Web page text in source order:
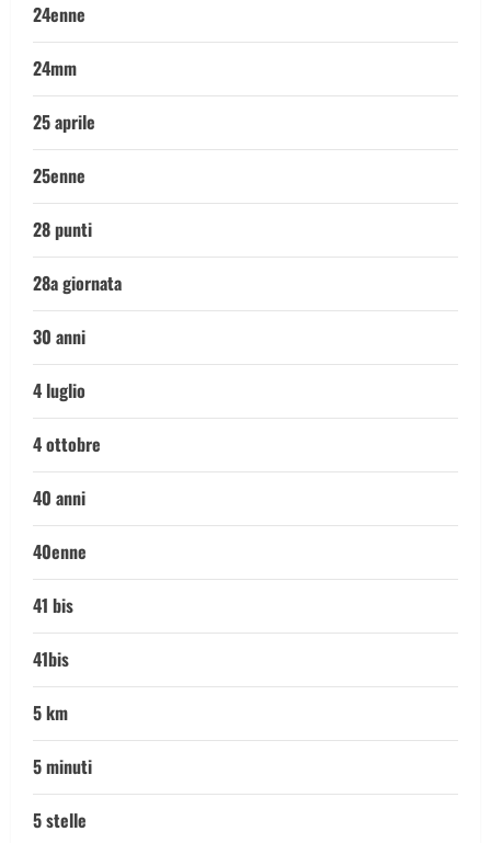
24enne
24mm
25 aprile
25enne
28 punti
28a giornata
30 anni
4 luglio
4 ottobre
40 anni
40enne
41 bis
41bis
5 km
5 minuti
5 stelle